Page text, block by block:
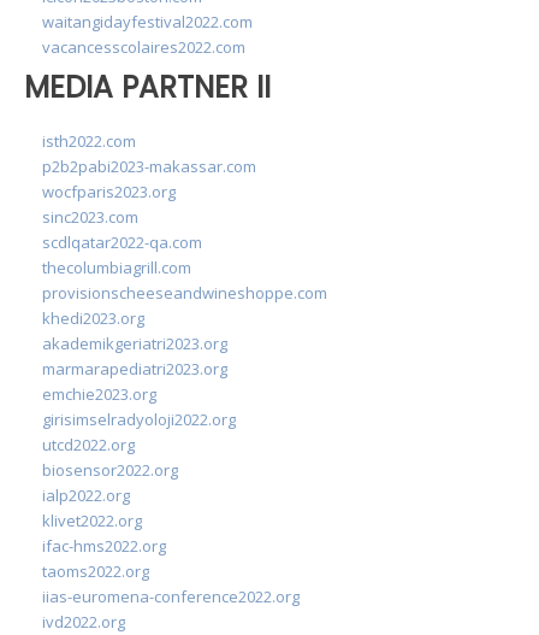
waitangidayfestival2022.com
vacancesscolaires2022.com
MEDIA PARTNER II
isth2022.com
p2b2pabi2023-makassar.com
wocfparis2023.org
sinc2023.com
scdlqatar2022-qa.com
thecolumbiagrill.com
provisionscheeseandwineshoppe.com
khedi2023.org
akademikgeriatri2023.org
marmarapediatri2023.org
emchie2023.org
girisimselradyoloji2022.org
utcd2022.org
biosensor2022.org
ialp2022.org
klivet2022.org
ifac-hms2022.org
taoms2022.org
iias-euromena-conference2022.org
ivd2022.org